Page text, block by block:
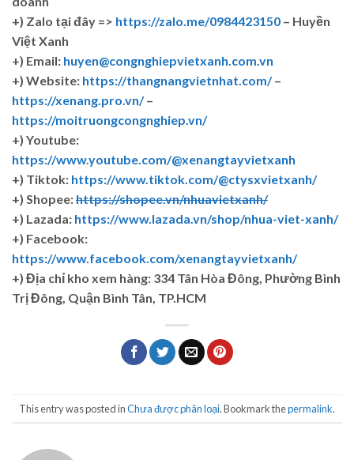
+) Zalo tại đây => https://zalo.me/0984423150 – Huyền
Việt Xanh
+) Email: huyen@congnghiepvietxanh.com.vn
+) Website: https://thangnangvietnhat.com/–
https://xenang.pro.vn/–
https://moitruongcongnghiep.vn/
+) Youtube:
https://www.youtube.com/@xenangtayvietxanh
+) Tiktok: https://www.tiktok.com/@ctysxvietxanh/
+) Shopee:https://shopee.vn/nhuavietxanh/
+) Lazada: https://www.lazada.vn/shop/nhua-viet-xanh/
+) Facebook:
https://www.facebook.com/xenangtayvietxanh/
+) Địa chỉ kho xem hàng: 334 Tân Hòa Đông, Phường Bình
Trị Đông, Quận Bình Tân, TP.HCM
This entry was posted inChưa được phân loại. Bookmark thepermalink.